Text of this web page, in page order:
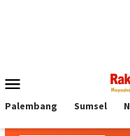
Mobile
Palembang Sumsel